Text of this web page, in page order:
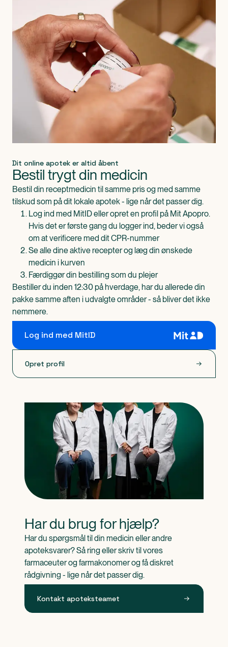
Dit online apotek er altid åbent
Bestil trygt din medicin
Bestil din receptmedicin til samme pris og med samme
tilskud som på dit lokale apotek - lige når det passer dig.
Log ind med MitID eller opret en profil på Mit Apopro.
Hvis det er første gang du logger ind, beder vi også
om at verificere med dit CPR-nummer
Se alle dine aktive recepter og læg din ønskede
medicin i kurven
Færdiggør din bestilling som du plejer
Bestiller du inden 12:30 på hverdage, har du allerede din
pakke samme aften i udvalgte områder - så bliver det ikke
nemmere.
Log ind med MitID
Opret profil
Har du brug for hjælp?
Har du spørgsmål til din medicin eller andre
apoteksvarer? Så ring eller skriv til vores
farmaceuter og farmakonomer og få diskret
rådgivning - lige når det passer dig.
Kontakt apoteksteamet